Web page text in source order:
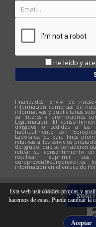
Esta web usa cookies propias y
hacemos de estas. Puede cambiar
Aceptar
He leído y
Finalidades: Envío de
información comercial de
informativas y publicitarias
su interés y promociones
Legitimación: El
dirigidos o cedidos a las
habitualmente con
Laborales, SL para fines
relativas a los servicios
del grupo, que se consideren
retirar su consentimiento
rectificar, suprimir
europreven@europreven.es.
información en el enlace de
© 2026 Europreven |